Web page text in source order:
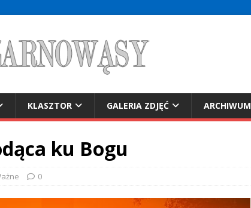
KLASZTOR GALERIA ZDJĘĆ ARCHIWUM
ku Bogu
0